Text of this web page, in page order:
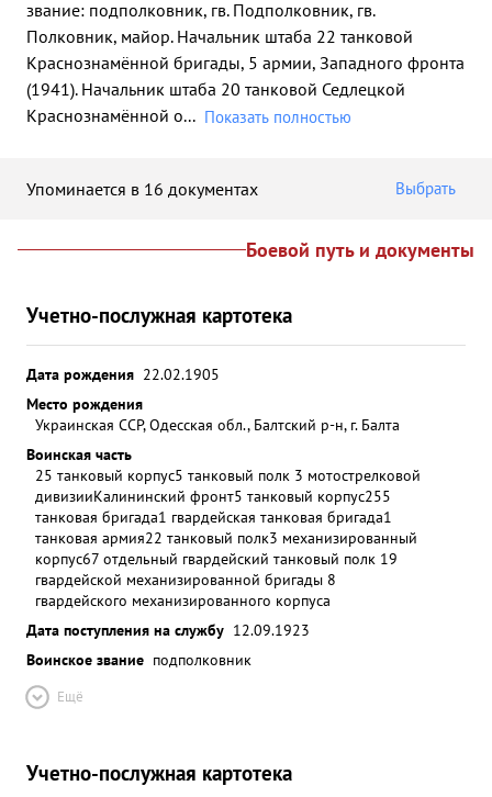
звание: подполковник, гв. Подполковник, гв.
Полковник, майор. Начальник штаба 22 танковой
Краснознамённой бригады, 5 армии, Западного фронта
(1941). Начальник штаба 20 танковой Седлецкой
Краснознамённой о... Показать полностью
Упоминается в 16 документах Выбрать
Боевой путь и документы
Учетно-послужная картотека
Дата рождения 22.02.1905
Место рождения
Украинская ССР, Одесская обл., Балтский р-н, г. Балта
Воинская часть
25 танковый корпус5 танковый полк 3 мотострелковой
дивизииКалининский фронт5 танковый корпус255
танковая бригада1 гвардейская танковая бригада1
танковая армия22 танковый полк3 механизированный
корпус67 отдельный гвардейский танковый полк 19
гвардейской механизированной бригады 8
гвардейского механизированного корпуса
Дата поступления на службу 12.09.1923
Воинское звание подполковник
Ещё
Учетно-послужная картотека